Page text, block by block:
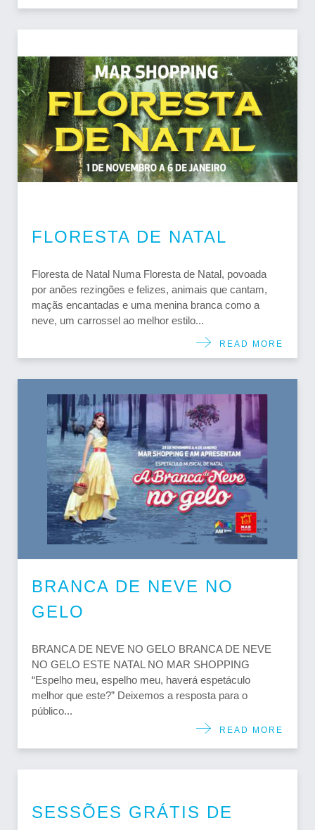
FLORESTA DE NATAL
Floresta de Natal Numa Floresta de Natal, povoada
por anões rezingões e felizes, animais que cantam,
maçãs encantadas e uma menina branca como a
neve, um carrossel ao melhor estilo...
READ MORE
BRANCA DE NEVE NO
GELO
BRANCA DE NEVE NO GELO BRANCA DE NEVE
NO GELO ESTE NATAL NO MAR SHOPPING
“Espelho meu, espelho meu, haverá espetáculo
melhor que este?” Deixemos a resposta para o
público...
READ MORE
SESSÕES GRÁTIS DE